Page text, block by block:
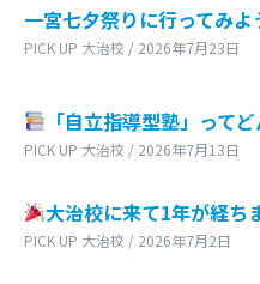
一宮七夕祭りに行ってみよ
PICK UP 大治校 / 2026年7月23日
「自立指導型塾」って
PICK UP 大治校 / 2026年7月13日
大治校に来て1年が経ち
PICK UP 大治校 / 2026年7月2日